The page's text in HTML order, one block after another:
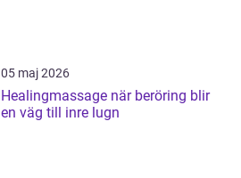
05 maj 2026
Healingmassage när beröring blir
en väg till inre lugn